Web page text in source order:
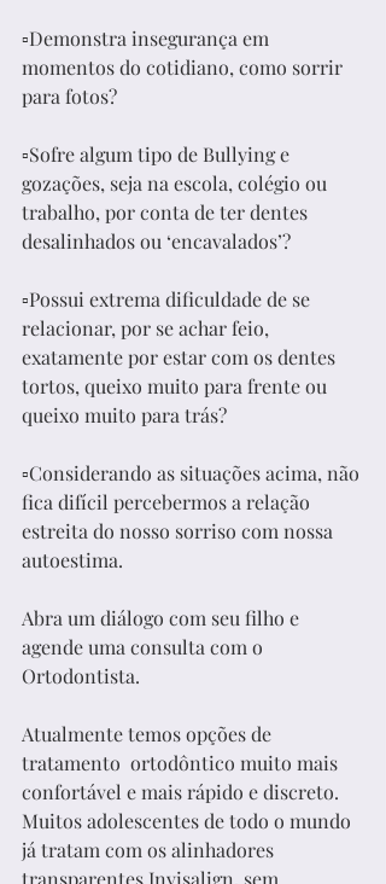
▫️Demonstra insegurança em
momentos do cotidiano, como sorrir
para fotos?
▫️Sofre algum tipo de Bullying e
gozações, seja na escola, colégio ou
trabalho, por conta de ter dentes
desalinhados ou ‘encavalados’?
▫️Possui extrema dificuldade de se
relacionar, por se achar feio,
exatamente por estar com os dentes
tortos, queixo muito para frente ou
queixo muito para trás?
▫️Considerando as situações acima, não
fica difícil percebermos a relação
estreita do nosso sorriso com nossa
autoestima.
Abra um diálogo com seu filho e
agende uma consulta com o
Ortodontista.
Atualmente temos opções de
tratamento  ortodôntico muito mais
confortável e mais rápido e discreto.
Muitos adolescentes de todo o mundo
já tratam com os alinhadores